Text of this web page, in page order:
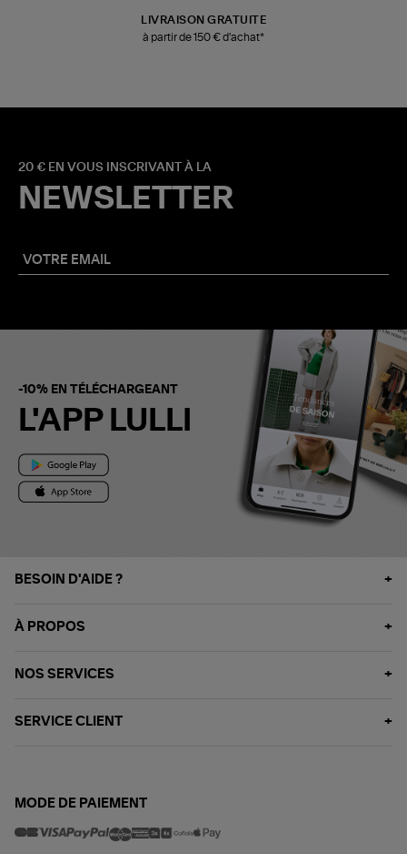
LIVRAISON GRATUITE
à partir de 150 € d'achat*
20 € EN VOUS INSCRIVANT À LA
NEWSLETTER
-10% EN TÉLÉCHARGEANT
L'APP LULLI
BESOIN D'AIDE ?
À PROPOS
NOS SERVICES
SERVICE CLIENT
MODE DE PAIEMENT